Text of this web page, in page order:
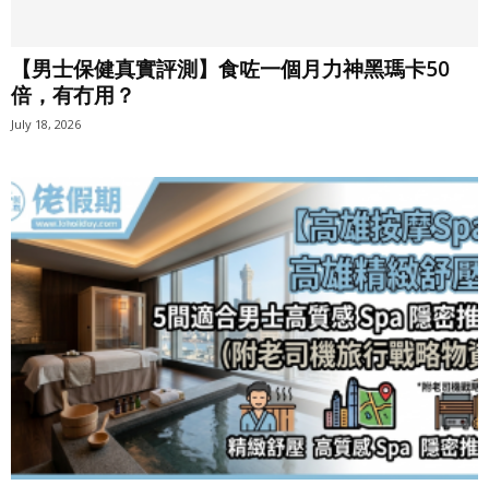
【男士保健真實評測】食咗一個月力神黑瑪卡50
倍，有冇用？
July 18, 2026